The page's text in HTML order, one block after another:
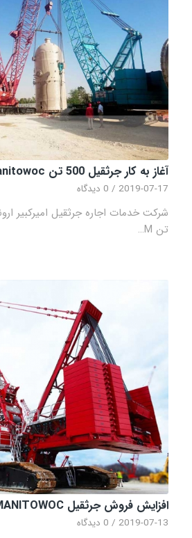
آغاز به کار جرثقیل 500 تن Manitowoc امیرکبیر اروند
2019-07-17
/ 0 دیدگاه
تن M…
افزایش فروش جرثقیل MANITOWOC در سال 2019
2019-07-13
/ 0 دیدگاه